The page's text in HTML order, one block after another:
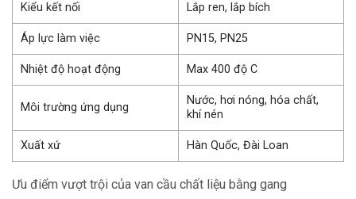
Kiểu kết nối Lắp ren, lắp bích
Áp lực làm việc PN15, PN25
Nhiệt độ hoạt động Max 400 độ C
Môi trường ứng dụng
Nước, hơi nóng, hóa chất,
khí nén
Xuất xứ Hàn Quốc, Đài Loan
Ưu điểm vượt trội của van cầu chất liệu bằng gang